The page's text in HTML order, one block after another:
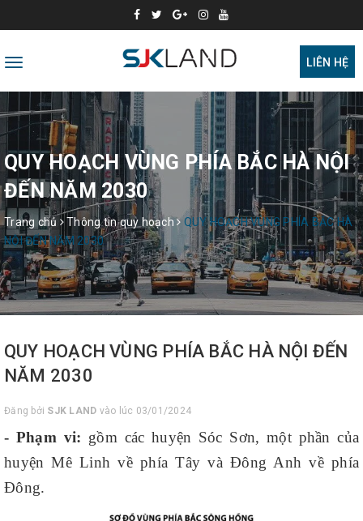
Toggle
LIÊN HỆ
QUY HOẠCH VÙNG PHÍA BẮC HÀ NỘI
ĐẾN NĂM 2030
Trang chủ Thông tin quy hoạch
QUY HOẠCH VÙNG PHÍA BẮC HÀ
NỘI ĐẾN NĂM 2030
QUY HOẠCH VÙNG PHÍA BẮC HÀ NỘI ĐẾN
NĂM 2030
Đăng bởi SJK LAND vào lúc 03/01/2024
- Phạm vi: gồm các huyện Sóc Sơn, một phần của
huyện Mê Linh về phía Tây và Đông Anh về phía
Đông.